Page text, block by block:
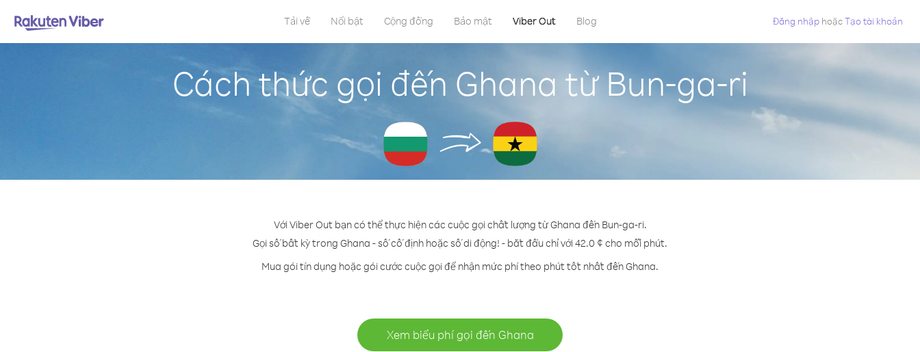
Tải về Nổi bật Cộng đồng Bảo mật Viber Out Blog Đăng nhập hoặcTạo tài khoản
Cách thức gọi đến Ghana từ Bun-ga-ri
Với Viber Out bạn có thể thực hiện các cuộc gọi chất lượng từ Ghana đến Bun-ga-ri.
Gọi số bất kỳ trong Ghana - số cố định hoặc số di động! - bắt đầu chỉ với 42.0 ¢ cho mỗi phút.
Mua gói tín dụng hoặc gói cước cuộc gọi để nhận mức phí theo phút tốt nhất đến Ghana.
Xem biểu phí gọi đến Ghana